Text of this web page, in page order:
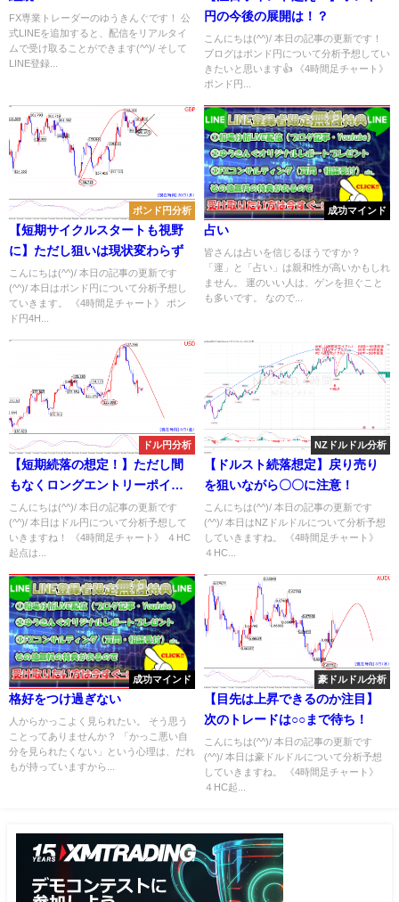
FX専業トレーダーのゆうきんぐです！ 公
式LINEを追加すると、配信をリアルタイ
ムで受け取ることができます(^^)/ そして
LINE登録...
円の今後の展開は！？
こんにちは(^^)/ 本日の記事の更新です！
ブログはポンド円について分析予想してい
きたいと思います👍 《4時間足チャート》
ポンド円...
ポンド円分析
【短期サイクルスタートも視野
に】ただし狙いは現状変わらず
こんにちは(^^)/ 本日の記事の更新です
(^^)/ 本日はポンド円について分析予想し
ていきます。 《4時間足チャート》 ポン
ド円4H...
成功マインド
占い
皆さんは占いを信じるほうですか？
「運」と「占い」は親和性が高いかもしれ
ません。 運のいい人は、ゲンを担ぐこと
も多いです。 なので...
ドル円分析
【短期続落の想定！】ただし間
もなくロングエントリーポイン
ト!?
こんにちは(^^)/ 本日の記事の更新です
(^^)/ 本日はドル円について分析予想して
いきますね！ 《4時間足チャート》 ４HC
起点は...
NZドルドル分析
【ドルスト続落想定】戻り売り
を狙いながら〇〇に注意！
こんにちは(^^)/ 本日の記事の更新です
(^^)/ 本日はNZドルドルについて分析予想
していきますね。 《4時間足チャート》
４HC...
成功マインド
格好をつけ過ぎない
人からかっこよく見られたい。 そう思う
ことってありませんか？ 「かっこ悪い自
分を見られたくない」という心理は、だれ
もが持っていますから...
豪ドルドル分析
【目先は上昇できるのか注目】
次のトレードは○○まで待ち！
こんにちは(^^)/ 本日の記事の更新です
(^^)/ 本日は豪ドルドルについて分析予想
していきますね。 《4時間足チャート》
４HC起...